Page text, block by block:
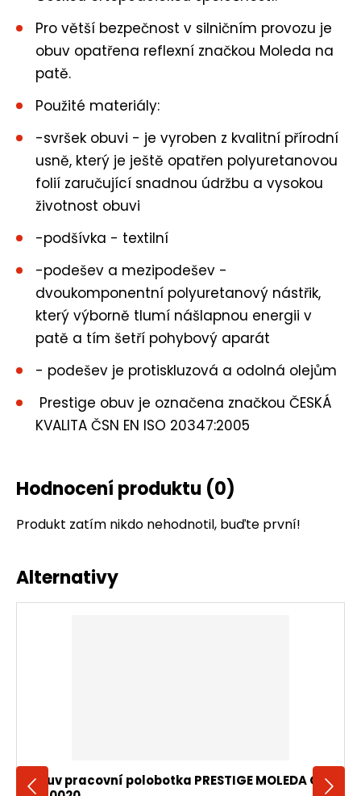
Pro větší bezpečnost v silničním provozu je
obuv opatřena reflexní značkou Moleda na
patě.
Použité materiály:
-svršek obuvi - je vyroben z kvalitní přírodní
usně, který je ještě opatřen polyuretanovou
folií zaručující snadnou údržbu a vysokou
životnost obuvi
-podšívka - textilní
-podešev a mezipodešev -
dvoukomponentní polyuretanový nástřik,
který výborně tlumí nášlapnou energii v
patě a tím šetří pohybový aparát
- podešev je protiskluzová a odolná olejům
Prestige obuv je označena značkou ČESKÁ
KVALITA ČSN EN ISO 20347:2005
Hodnocení produktu (0)
Produkt zatím nikdo nehodnotil, buďte první!
Alternativy
Obuv pracovní polobotka PRESTIGE MOLEDA O1